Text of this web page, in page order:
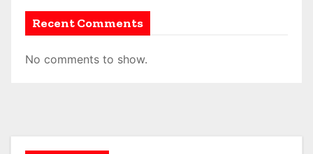
Recent Comments
No comments to show.